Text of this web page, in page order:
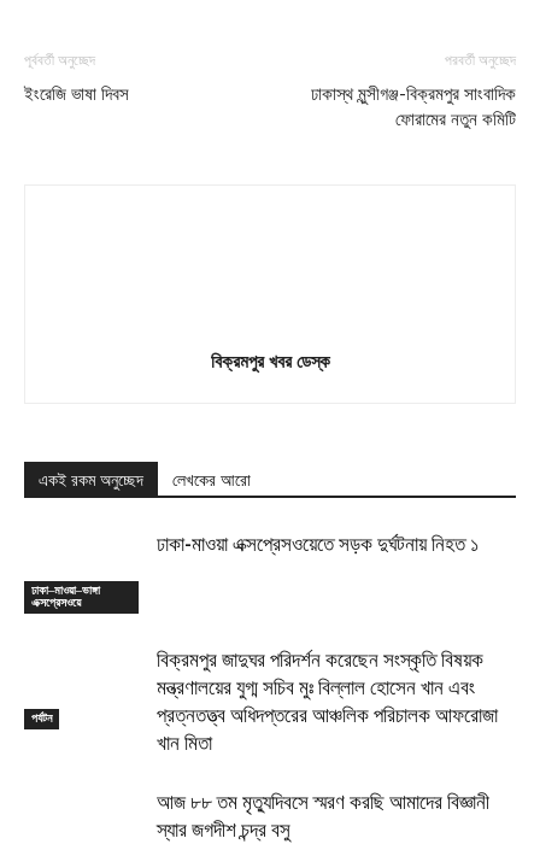
পূর্ববর্তী অনুচ্ছেদ
ইংরেজি ভাষা দিবস
পরবর্তী অনুচ্ছেদ
ঢাকাস্থ মুন্সীগঞ্জ-বিক্রমপুর সাংবাদিক
ফোরামের নতুন কমিটি
বিক্রমপুর খবর ডেস্ক
একই রকম অনুচ্ছেদ লেখকের আরো
ঢাকা–মাওয়া–ভাঙ্গা
এক্সপ্রেসওয়ে
ঢাকা-মাওয়া এক্সপ্রেসওয়েতে সড়ক দুর্ঘটনায় নিহত ১
পর্যটন
বিক্রমপুর জাদুঘর পরিদর্শন করেছেন সংস্কৃতি বিষয়ক
মন্ত্রণালয়ের যুগ্ম সচিব মুঃ বিল্লাল হোসেন খান এবং
প্রত্নতত্ত্ব অধিদপ্তরের আঞ্চলিক পরিচালক আফরোজা
খান মিতা
আজ ৮৮ তম মৃত্যুদিবসে স্মরণ করছি আমাদের বিজ্ঞানী
স্যার জগদীশ চন্দ্র বসু